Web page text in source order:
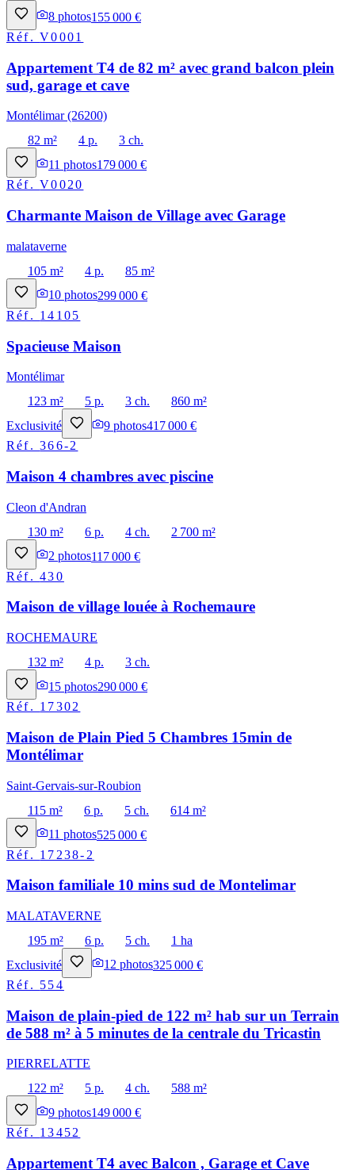
8 photos155 000 €
Réf.V0001
Appartement T4 de 82 m² avec grand balcon plein
sud, garage et cave
Montélimar (26200)
82 m²
4 p.
3 ch.
11 photos179 000 €
Réf.V0020
Charmante Maison de Village avec Garage
malataverne
105 m²
4 p.
85 m²
10 photos299 000 €
Réf. 14105
Spacieuse Maison
Montélimar
123 m²
5 p. 3 ch.
860 m²
Exclusivité
9 photos417 000 €
Réf.366-2
Maison 4 chambres avec piscine
Cleon d'Andran
130 m²
6 p. 4 ch.
2 700 m²
2 photos117 000 €
Réf.430
Maison de village louée à Rochemaure
ROCHEMAURE
132 m²
4 p.
3 ch.
15 photos290 000 €
Réf. 17302
Maison de Plain Pied 5 Chambres 15min de
Montélimar
Saint-Gervais-sur-Roubion
115 m²
6 p. 5 ch.
614 m²
11 photos525 000 €
Réf. 17238-2
Maison familiale 10 mins sud de Montelimar
MALATAVERNE
195 m²
6 p. 5 ch.
1 ha
Exclusivité
12 photos325 000 €
Réf. 554
Maison de plain-pied de 122 m² hab sur un Terrain
de 588 m² à 5 minutes de la centrale du Tricastin
PIERRELATTE
122 m²
5 p. 4 ch.
588 m²
9 photos149 000 €
Réf. 13452
Appartement T4 avec Balcon , Garage et Cave